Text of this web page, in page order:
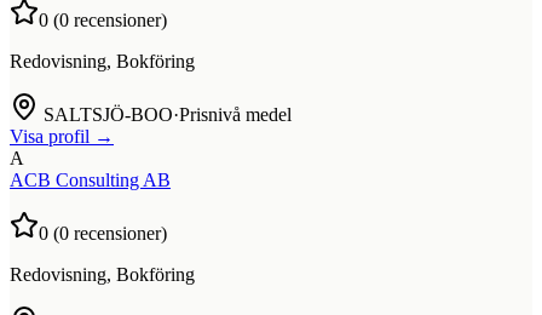
0 (0 recensioner)
Redovisning, Bokföring
SALTSJÖ-BOO·Prisnivå medel
Visa profil →
A
ACB Consulting AB
0 (0 recensioner)
Redovisning, Bokföring